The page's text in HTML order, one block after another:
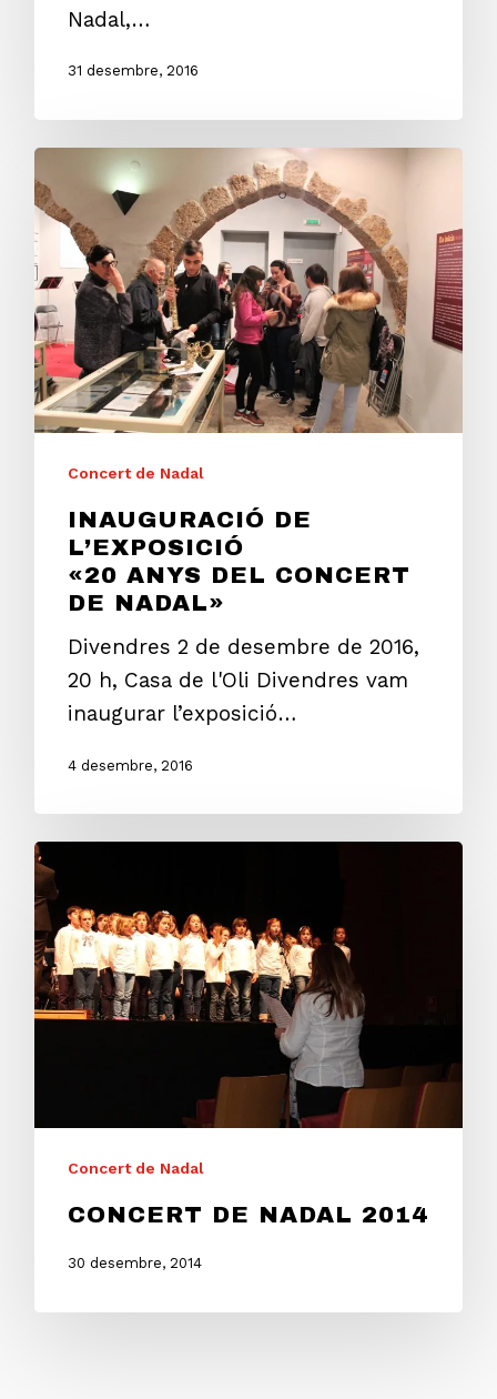
Nadal,…
31 desembre, 2016
Concert de Nadal
INAUGURACIÓ DE
L’EXPOSICIÓ
«20 ANYS DEL CONCERT
DE NADAL»
Divendres 2 de desembre de 2016,
20 h, Casa de l'Oli Divendres vam
inaugurar l’exposició…
4 desembre, 2016
Concert de Nadal
CONCERT DE NADAL 2014
30 desembre, 2014